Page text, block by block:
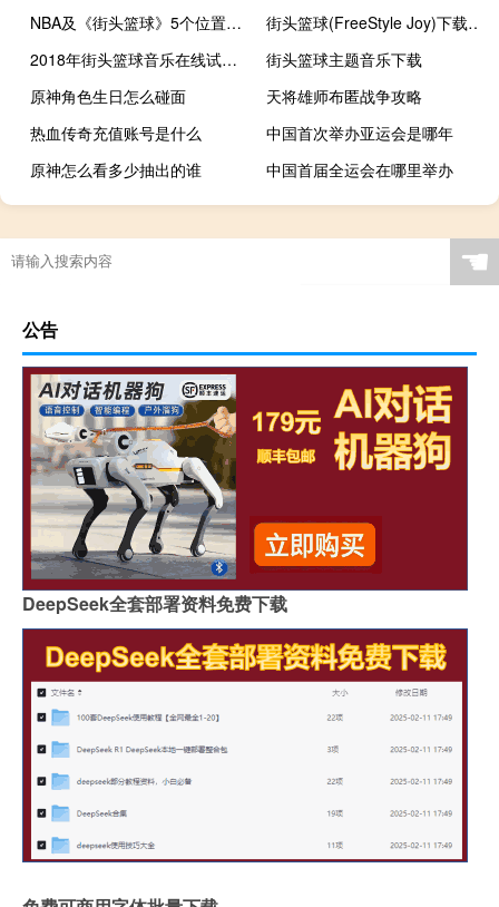
NBA及《街头篮球》5个位置的详细介绍
街头篮球(FreeStyle Joy)下载(电脑、安卓和IOS所有版本)
2018年街头篮球音乐在线试听及下载
街头篮球主题音乐下载
原神角色生日怎么碰面
天将雄师布匿战争攻略
热血传奇充值账号是什么
中国首次举办亚运会是哪年
原神怎么看多少抽出的谁
中国首届全运会在哪里举办
篮球鞋干洗还是水洗
奥运会的口号是什么
啥时候中国再次奥运会
nbatopshot怎么玩 ☚
公告
DeepSeek全套部署资料免费下载